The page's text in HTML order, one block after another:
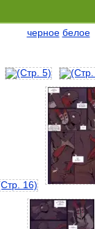
черное белое